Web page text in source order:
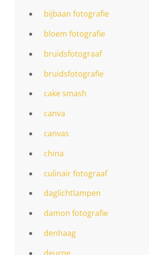
bijbaan fotografie
bloem fotografie
bruidsfotograaf
bruidsfotografie
cake smash
canva
canvas
china
culinair fotograaf
daglichtlampen
damon fotografie
denhaag